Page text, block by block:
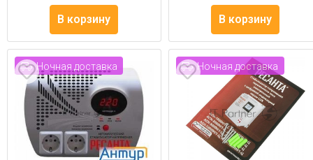
В корзину В корзину
Ночная доставка Ночная доставка